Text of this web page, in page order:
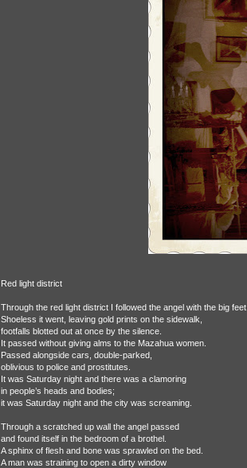
Red light district
Through the red light district I followed the angel with the big feet.
Shoeless it went, leaving gold prints on the sidewalk,
footfalls blotted out at once by the silence.
It passed without giving alms to the Mazahua women.
Passed alongside cars, double-parked,
oblivious to police and prostitutes.
It was Saturday night and there was a clamoring
in people’s heads and bodies;
it was Saturday night and the city was screaming.
Through a scratched up wall the angel passed
and found itself in the bedroom of a brothel.
A sphinx of flesh and bone was sprawled on the bed.
A man was straining to open a dirty window